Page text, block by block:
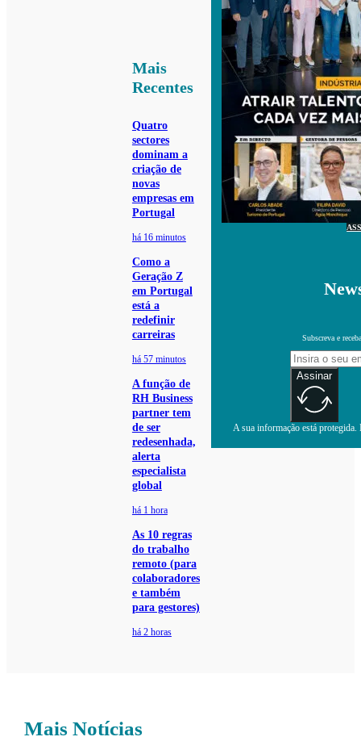
Mais
Recentes
Quatro
sectores
dominam a
criação de
novas
empresas em
Portugal
há 16 minutos
Como a
Geração Z
em Portugal
está a
redefinir
carreiras
há 57 minutos
A função de
RH Business
partner tem
de ser
redesenhada,
alerta
especialista
global
há 1 hora
As 10 regras
do trabalho
remoto (para
colaboradores
e também
para gestores)
há 2 horas
Subscreva e
Assinar
A sua informação está
Mais Notícias